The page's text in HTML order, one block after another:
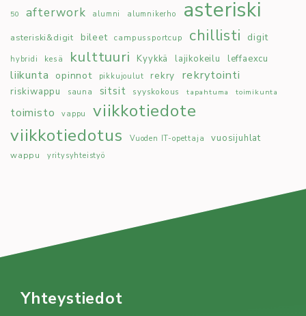
50 afterwork alumni alumnikerho asteriski
asteriski&digit bileet campussportcup chillisti digit
hybridi kesä kulttuuri Kyykkä lajikokeilu leffaexcu
liikunta opinnot pikkujoulut rekry rekrytointi
riskiwappu sauna sitsit syyskokous tapahtuma toimikunta
toimisto vappu
viikkotiedote
viikkotiedotus
Vuoden IT-opettaja vuosijuhlat
wappu yritysyhteistyö
Yhteystiedot